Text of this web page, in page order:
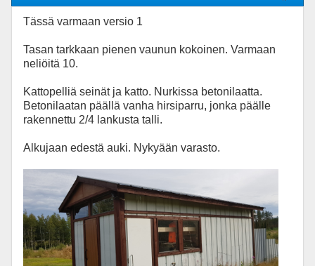
Tässä varmaan versio 1
Tasan tarkkaan pienen vaunun kokoinen. Varmaan
neliöitä 10.
Kattopelliä seinät ja katto. Nurkissa betonilaatta.
Betonilaatan päällä vanha hirsiparru, jonka päälle
rakennettu 2/4 lankusta talli.
Alkujaan edestä auki. Nykyään varasto.